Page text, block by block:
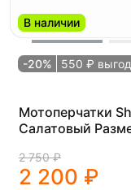
В наличии
-20% 550 ₽
Мотоперчатки
Салатовый
2 750 ₽
2 200 ₽